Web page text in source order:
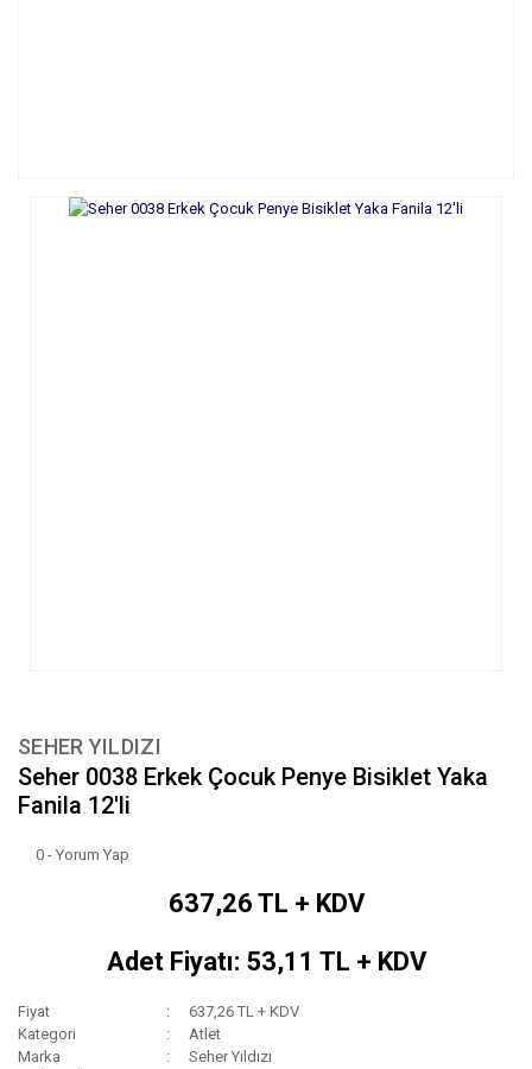
SEHER YILDIZI
Seher 0038 Erkek Çocuk Penye Bisiklet Yaka
Fanila 12'li
0 - Yorum Yap
637,26 TL + KDV
Adet Fiyatı: 53,11 TL + KDV
Fiyat
637,26 TL + KDV
Kategori
Atlet
Marka
Seher Yıldızı